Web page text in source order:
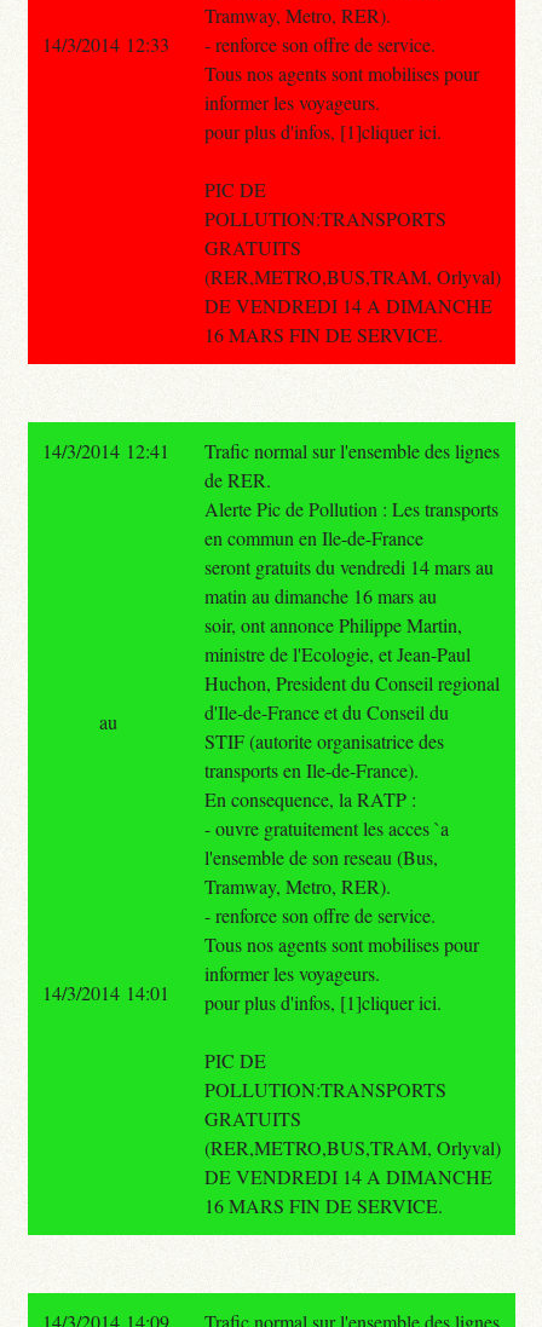
Tramway, Metro, RER).
- renforce son offre de service.
Tous nos agents sont mobilises pour
informer les voyageurs.
pour plus d'infos, [1]cliquer ici.
PIC DE
POLLUTION:TRANSPORTS
GRATUITS
(RER,METRO,BUS,TRAM, Orlyval)
DE VENDREDI 14 A DIMANCHE
16 MARS FIN DE SERVICE.
14/3/2014 12:33
14/3/2014 12:41
Trafic normal sur l'ensemble des lignes
de RER.
Alerte Pic de Pollution : Les transports
en commun en Ile-de-France
seront gratuits du vendredi 14 mars au
matin au dimanche 16 mars au
soir, ont annonce Philippe Martin,
ministre de l'Ecologie, et Jean-Paul
Huchon, President du Conseil regional
d'Ile-de-France et du Conseil du
STIF (autorite organisatrice des
transports en Ile-de-France).
En consequence, la RATP :
- ouvre gratuitement les acces `a
l'ensemble de son reseau (Bus,
Tramway, Metro, RER).
- renforce son offre de service.
Tous nos agents sont mobilises pour
informer les voyageurs.
pour plus d'infos, [1]cliquer ici.
PIC DE
POLLUTION:TRANSPORTS
GRATUITS
(RER,METRO,BUS,TRAM, Orlyval)
DE VENDREDI 14 A DIMANCHE
16 MARS FIN DE SERVICE.
au
14/3/2014 14:01
14/3/2014 14:09 Trafic normal sur l'ensemble des lignes